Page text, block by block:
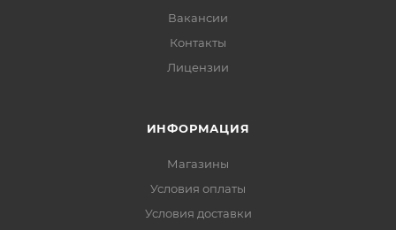
Вакансии
Контакты
Лицензии
ИНФОРМАЦИЯ
Магазины
Условия оплаты
Условия доставки